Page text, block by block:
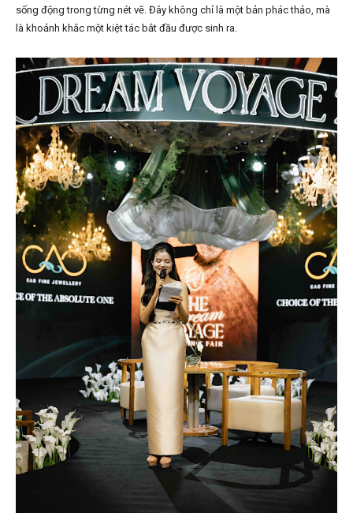
sống động trong từng nét vẽ. Đây không chỉ là một bản phác thảo, mà
là khoảnh khắc một kiệt tác bắt đầu được sinh ra.